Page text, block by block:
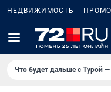
НЕДВИЖИМОСТЬ
Что будет дальше с Турой